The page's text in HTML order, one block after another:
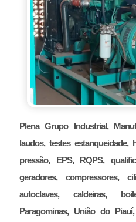
Plena Grupo Industrial,
laudos, testes
pressão, EPS, RQPS,
geradores, compressores,
autoclaves, caldeiras,
Paragominas, União do